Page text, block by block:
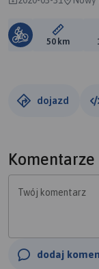
Długość
50 km
dojazd
Komentarze
Twój komentarz
dodaj